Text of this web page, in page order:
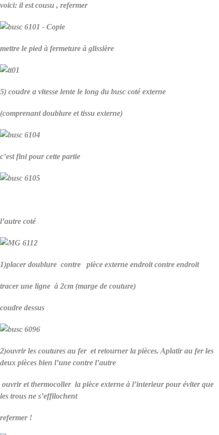
voici: il est cousu , refermer
mettre le pied à fermeture à glissière
5) coudre a vitesse lente le long du busc coté externe
(comprenant doublure et tissu externe)
c’est fini pour cette partie
l’autre coté
1)placer doublure contre pièce externe endroit contre endroit
tracer une ligne à 2cm (marge de couture)
coudre dessus
2)ouvrir les coutures au fer et retourner la pièces. Aplatir au fer les
deux pièces bien l’une contre l’autre
ouvrir et thermocoller la pièce externe à l’interieur pour éviter que
les trous ne s’effilochent
refermer !